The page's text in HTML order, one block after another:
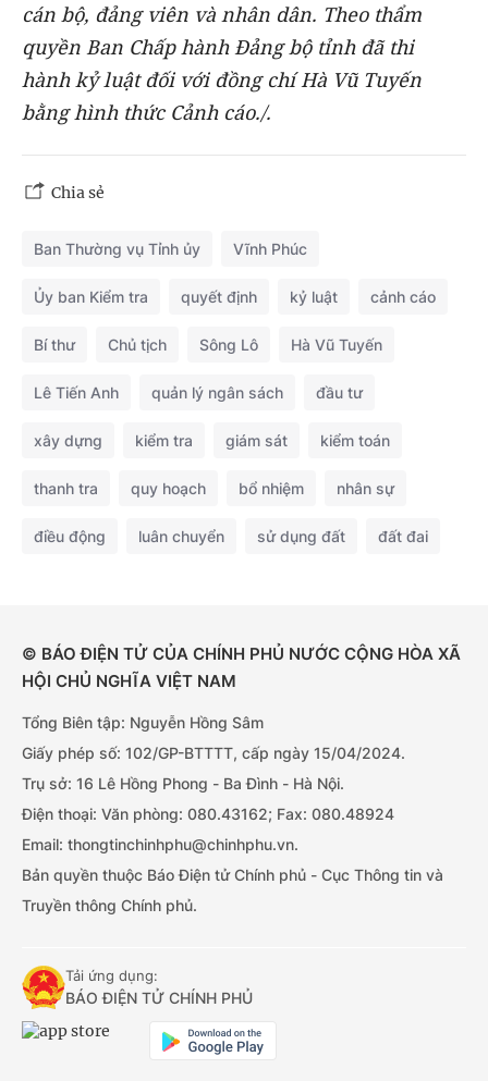
cán bộ, đảng viên và nhân dân. Theo thẩm
quyền Ban Chấp hành Đảng bộ tỉnh đã thi
hành kỷ luật đối với đồng chí Hà Vũ Tuyến
bằng hình thức Cảnh cáo./.
Chia sẻ
Ban Thường vụ Tỉnh ủy Vĩnh Phúc
Ủy ban Kiểm tra quyết định kỷ luật cảnh cáo
Bí thư Chủ tịch Sông Lô Hà Vũ Tuyến
Lê Tiến Anh quản lý ngân sách đầu tư
xây dựng kiểm tra giám sát kiểm toán
thanh tra quy hoạch bổ nhiệm nhân sự
điều động luân chuyển sử dụng đất đất đai
© BÁO ĐIỆN TỬ CỦA CHÍNH PHỦ NƯỚC CỘNG HÒA XÃ
HỘI CHỦ NGHĨA VIỆT NAM
Tổng Biên tập: Nguyễn Hồng Sâm
Giấy phép số: 102/GP-BTTTT, cấp ngày 15/04/2024.
Trụ sở: 16 Lê Hồng Phong - Ba Đình - Hà Nội.
Điện thoại: Văn phòng: 080.43162; Fax: 080.48924
Email: thongtinchinhphu@chinhphu.vn.
Bản quyền thuộc Báo Điện tử Chính phủ - Cục Thông tin và
Truyền thông Chính phủ.
Tải ứng dụng:
BÁO ĐIỆN TỬ CHÍNH PHỦ